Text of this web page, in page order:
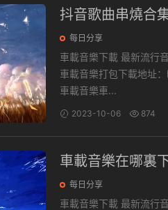
抖音歌曲串燒合
每日分享
車載音樂下載 最新流行音樂資源包，收錄萬首經典流行歌曲，一鍵保存下載，非常方便。
車載音樂打包下載地址：http://
車載音樂車...
2023-10-06 874
車載音樂在哪裏
每日分享
車載音樂下載 最新流行音樂資源包，收錄萬首經典流行歌曲，一鍵保存下載，非常方便。